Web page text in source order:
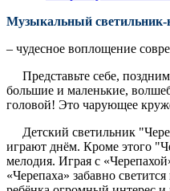
Музыкальный светильник-
– чудесное воплощение
Представьте себе, поздним
большие и маленькие,
головой! Это чарующее
Детский светильник
играют днём. Кроме этого
мелодия. Играя с
«Черепаха» забавно